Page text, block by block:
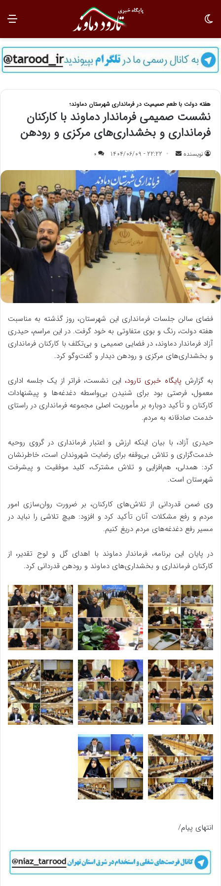
هفته دولت با طعم صمیمیت در فرمانداری شهرستان دماوند؛
نشست صمیمی فرماندار دماوند با کارکنان
فرمانداری و بخشداری‌های مرکزی و رودهن
نویسنده
س
ا
ل
ب
ه
ا
ی
م
ل
22:22 - 1404/06/09
0
فضای سالن جلسات فرمانداری این شهرستان، روز گذشته به مناسبت
هفته دولت، رنگ و بوی متفاوتی به خود گرفت. در این مراسم، حیدری
آزاد فرماندار دماوند، در فضایی صمیمی و بی‌تکلف با کارکنان فرمانداری
و بخشداری‌های مرکزی و رودهن دیدار و گفت‌وگو کرد.
به گزارش پایگاه خبری تارود، این نشست، فراتر از یک جلسه اداری
معمول، فرصتی بود برای شنیدن بی‌واسطه دغدغه‌ها و پیشنهادات
کارکنان و تأکید دوباره بر مأموریت اصلی مجموعه فرمانداری در راستای
خدمت صادقانه به مردم.
حیدری آزاد، با بیان اینکه ارزش و اعتبار فرمانداری در گروی روحیه
خدمت‌گزاری و تلاش بی‌وقفه برای رضایت شهروندان است، خاطرنشان
کرد: همدلی، هم‌افزایی و تلاش مشترک، کلید موفقیت و پیشرفت
شهرستان است.
وی ضمن قدردانی از تلاش‌های کارکنان، بر ضرورت روان‌سازی امور
مردم و رفع مشکلات آنان تأکید کرد و افزود: هیچ تلاشی را نباید در
مسیر رفع دغدغه‌های مردم دریغ کنیم.
در پایان این برنامه، فرماندار دماوند با اهدای گل و لوح تقدیر، از
کارکنان فرمانداری و بخشداری‌های دماوند و رودهن قدردانی کرد.
انتهای پیام/